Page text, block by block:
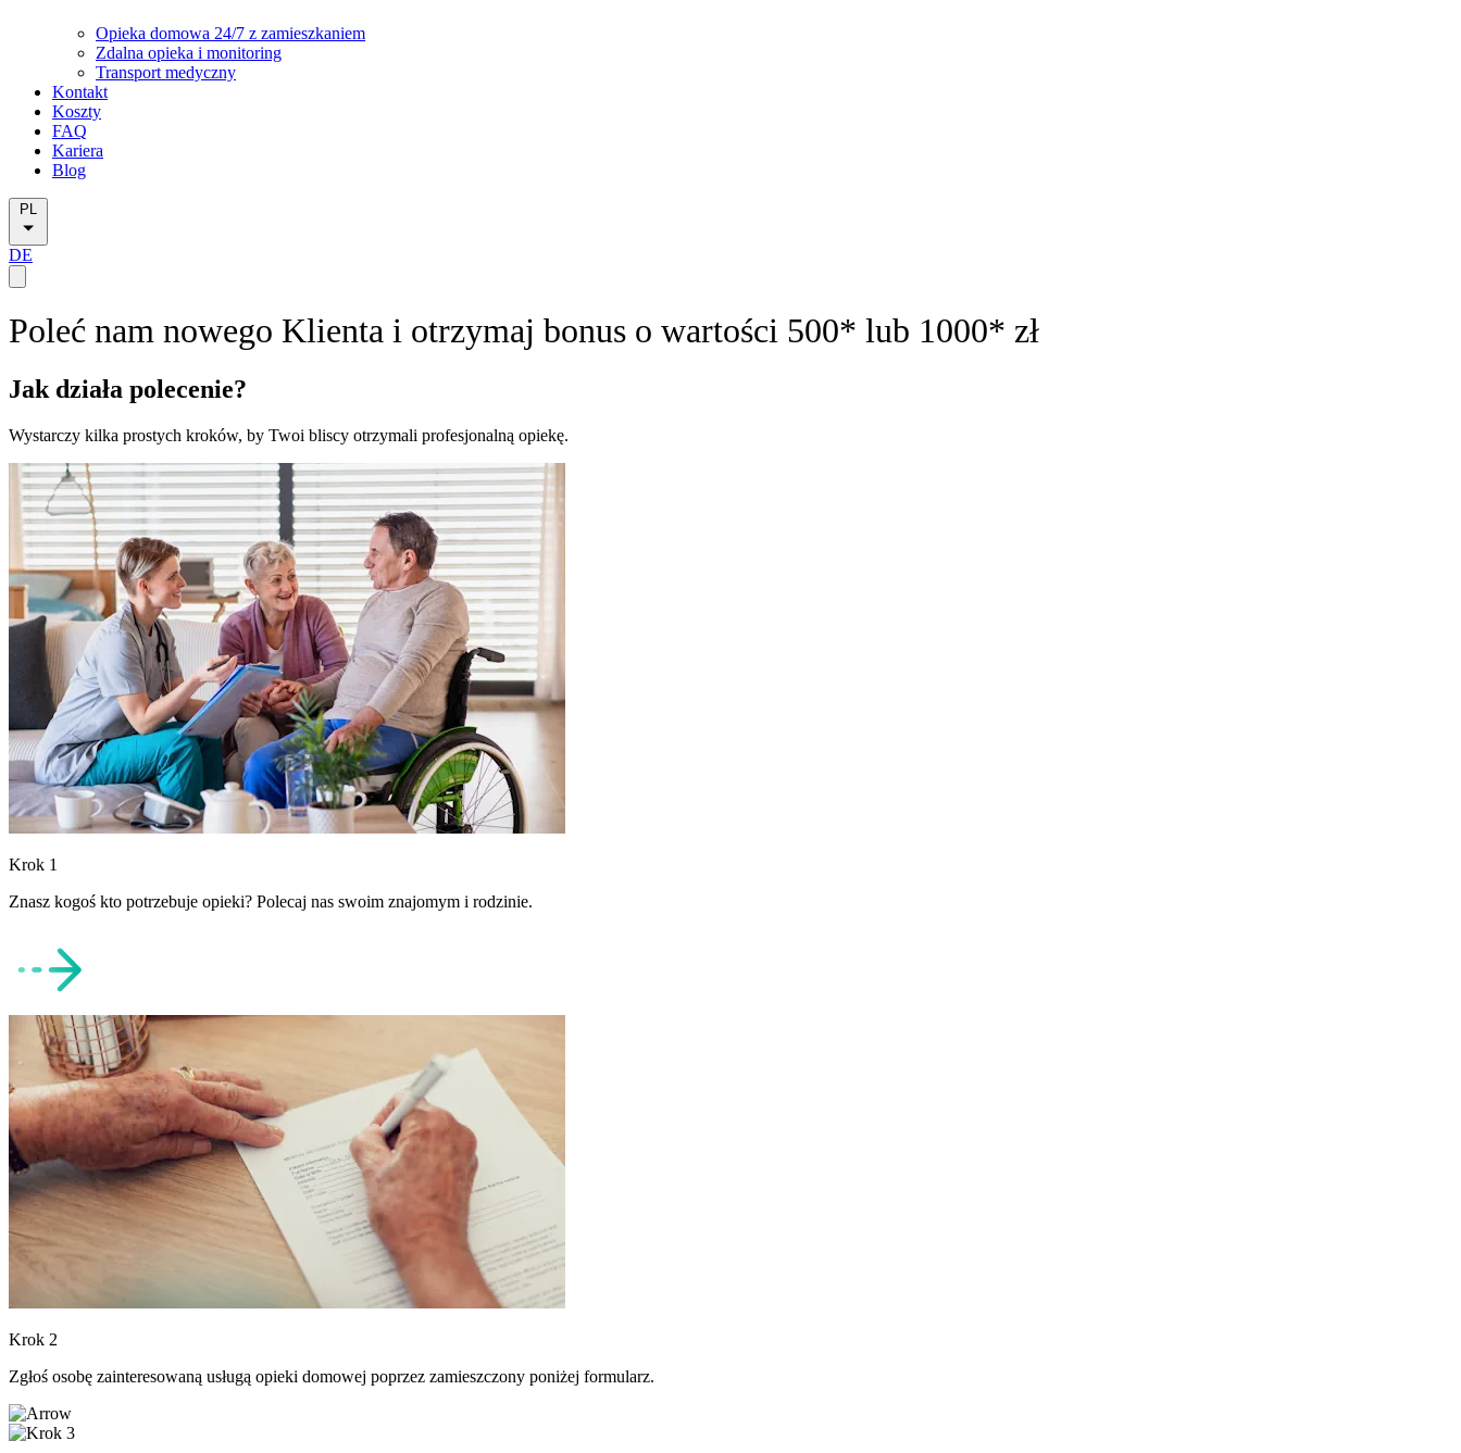
Opieka domowa 24/7 z zamieszkaniem
Zdalna opieka i monitoring
Transport medyczny
Kontakt
Koszty
FAQ
Kariera
Blog
PL
DE
Poleć nam nowego Klienta i otrzymaj bonus o wartości 500* lub 1000* zł
Jak działa polecenie?
Wystarczy kilka prostych kroków, by Twoi bliscy otrzymali profesjonalną opiekę.
Krok 1
Znasz kogoś kto potrzebuje opieki? Polecaj nas swoim znajomym i rodzinie.
Krok 2
Zgłoś osobę zainteresowaną usługą opieki domowej poprzez zamieszczony poniżej formularz.